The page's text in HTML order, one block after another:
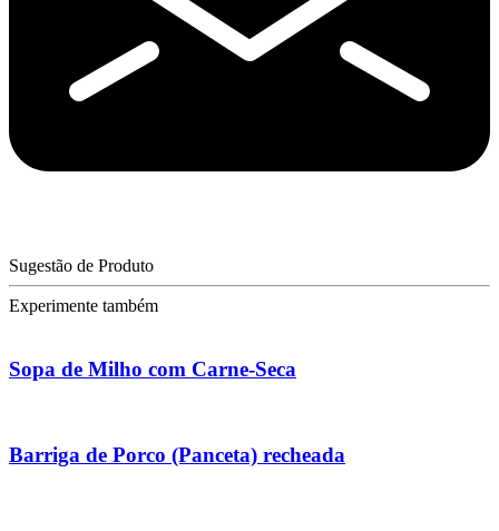
Sugestão de Produto
Experimente também
Sopa de Milho com Carne-Seca
Barriga de Porco (Panceta) recheada